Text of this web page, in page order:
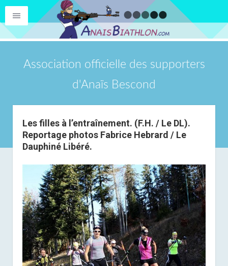
Association officielle des supporters
d'Anaïs Bescond
Les filles à l’entraînement. (F.H. / Le DL).
Reportage photos Fabrice Hebrard / Le
Dauphiné Libéré.